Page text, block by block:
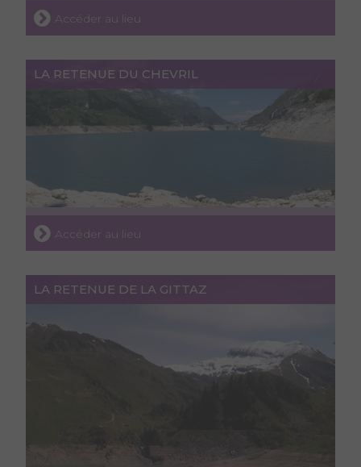
Accéder au lieu
LA RETENUE DU CHEVRIL
Accéder au lieu
LA RETENUE DE LA GITTAZ